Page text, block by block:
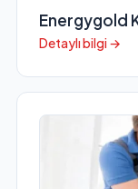
Energygold
Detaylı bilgi →